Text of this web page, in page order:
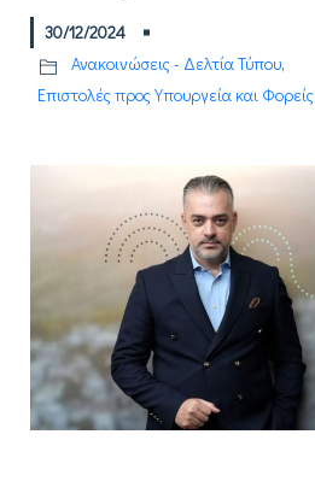
30/12/2024
Ανακοινώσεις - Δελτία Τύπου,
Επιστολές προς Υπουργεία και Φορείς